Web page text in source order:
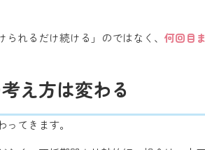
れるだけ続ける」のではなく、 何回目
え方は変わる
てきます。